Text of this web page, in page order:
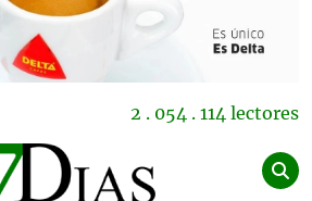
2 . 054 . 114 lectores